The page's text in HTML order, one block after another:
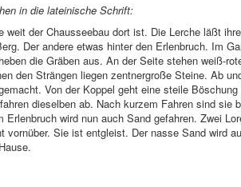
in die lateinische Schrift:
der Chausseebau dort ist. Die Lerche läßt
Der andere etwas hinter den Erlenbruch. Im
die Gräben aus. An der Seite stehen weiß-
den Strängen liegen zentnergroße Steine. Ab
Von der Koppel geht eine steile
dieselben ab. Nach kurzem Fahren sind sie
wird nun auch Sand gefahren. Zwei
Sie ist entgleist. Der nasse Sand wird